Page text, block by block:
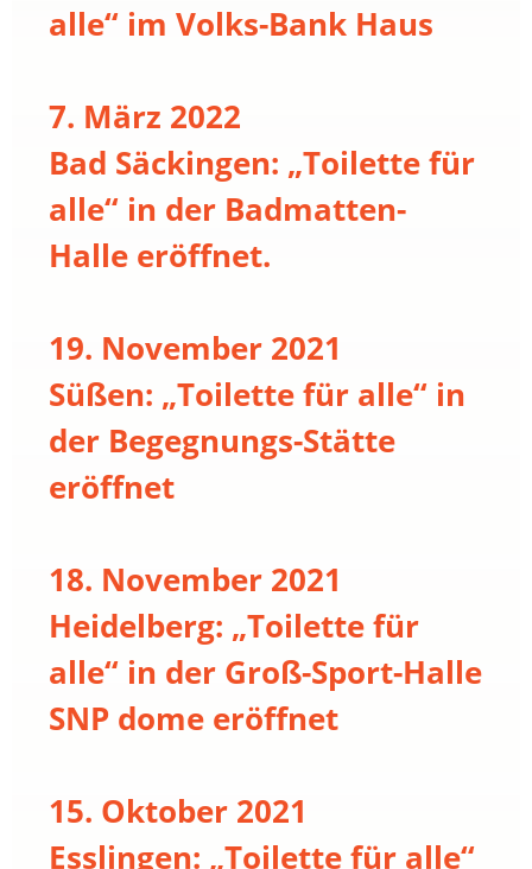
alle“ im Volks-Bank Haus
7. März 2022
Bad Säckingen: „Toilette für
alle“ in der Badmatten-
Halle eröffnet.
19. November 2021
Süßen: „Toilette für alle“ in
der Begegnungs-Stätte
eröffnet
18. November 2021
Heidelberg: „Toilette für
alle“ in der Groß-Sport-Halle
SNP dome eröffnet
15. Oktober 2021
Esslingen: „Toilette für alle“